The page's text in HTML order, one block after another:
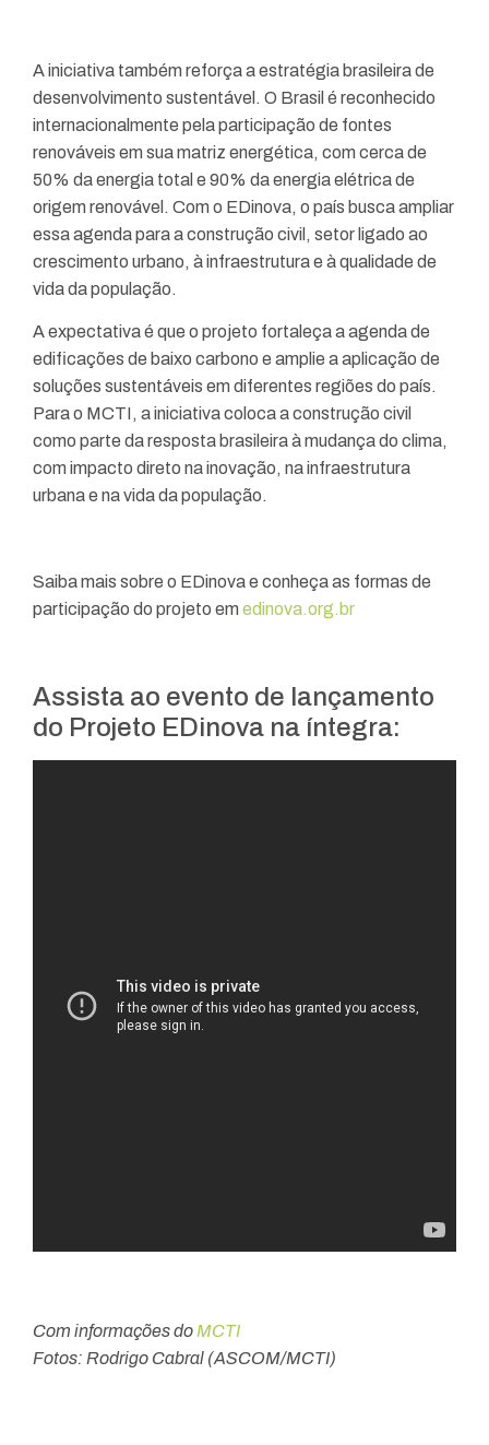
A iniciativa também reforça a estratégia brasileira de
desenvolvimento sustentável. O Brasil é reconhecido
internacionalmente pela participação de fontes
renováveis em sua matriz energética, com cerca de
50% da energia total e 90% da energia elétrica de
origem renovável. Com o EDinova, o país busca ampliar
essa agenda para a construção civil, setor ligado ao
crescimento urbano, à infraestrutura e à qualidade de
vida da população.
A expectativa é que o projeto fortaleça a agenda de
edificações de baixo carbono e amplie a aplicação de
soluções sustentáveis em diferentes regiões do país.
Para o MCTI, a iniciativa coloca a construção civil
como parte da resposta brasileira à mudança do clima,
com impacto direto na inovação, na infraestrutura
urbana e na vida da população.
Saiba mais sobre o EDinova e conheça as formas de
participação do projeto em edinova.org.br
Assista ao evento de lançamento
do Projeto EDinova na íntegra:
Com informações doMCTI
Fotos: Rodrigo Cabral (ASCOM/MCTI)